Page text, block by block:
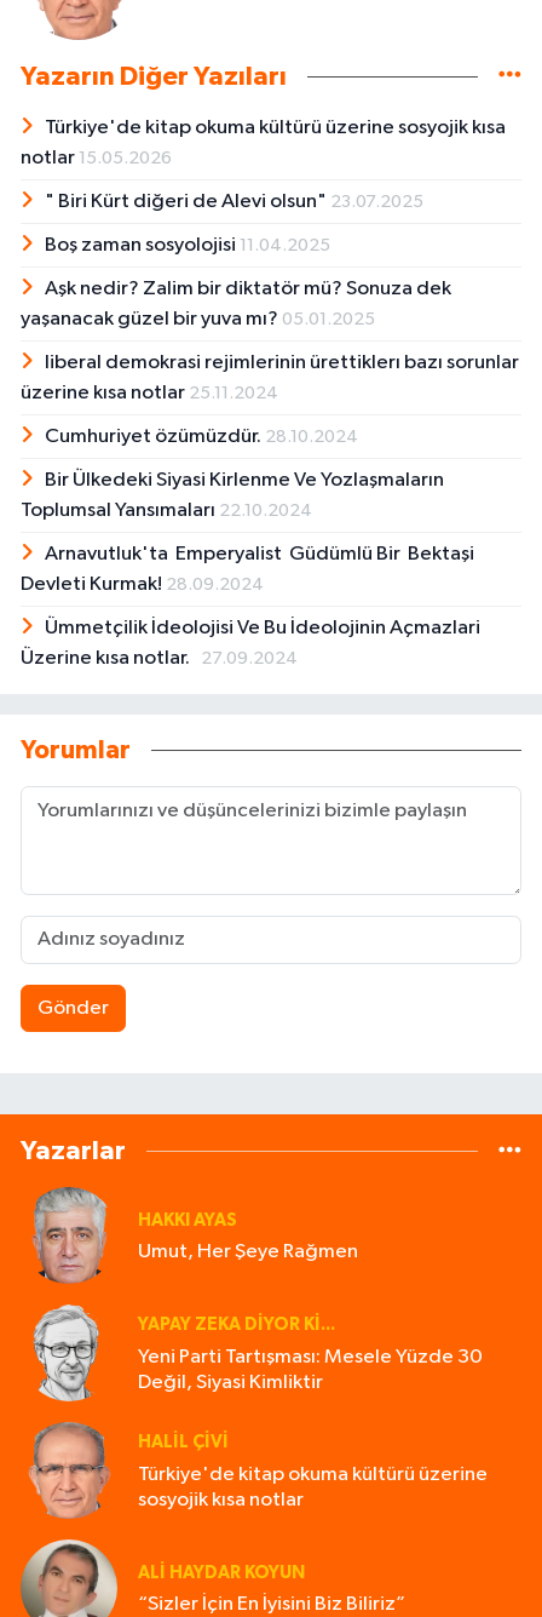
Yazarın Diğer Yazıları
Türkiye'de kitap okuma kültürü üzerine sosyojik kısa
notlar 15.05.2026
" Biri Kürt diğeri de Alevi olsun" 23.07.2025
Boş zaman sosyolojisi 11.04.2025
Aşk nedir? Zalim bir diktatör mü? Sonuza dek
yaşanacak güzel bir yuva mı? 05.01.2025
liberal demokrasi rejimlerinin ürettiklerı bazı sorunlar
üzerine kısa notlar 25.11.2024
Cumhuriyet özümüzdür. 28.10.2024
Bir Ülkedeki Siyasi Kirlenme Ve Yozlaşmaların
Toplumsal Yansımaları 22.10.2024
Arnavutluk'ta Emperyalist Güdümlü Bir Bektaşi
Devleti Kurmak! 28.09.2024
Ümmetçilik İdeolojisi Ve Bu İdeolojinin Açmazlari
Üzerine kısa notlar.
27.09.2024
Yorumlar
Gönder
Yazarlar
HAKKI AYAS
Umut, Her Şeye Rağmen
YAPAY ZEKA DIYOR KI...
Yeni Parti Tartışması: Mesele Yüzde 30
Değil, Siyasi Kimliktir
HALIL ÇIVI
Türkiye'de kitap okuma kültürü üzerine
sosyojik kısa notlar
ALI HAYDAR KOYUN
“Sizler İçin En İyisini Biz Biliriz”